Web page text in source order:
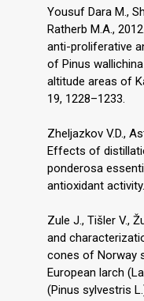
Yousuf Dara M.,
Ratherb M.A.,
anti-proliferative
of Pinus
altitude areas of
19, 1228–1233.
Zheljazkov V.D.,
Effects of
ponderosa
antioxidant
Zule J., Tišler V.,
and
cones of Norway
European larch
(Pinus sylvestris